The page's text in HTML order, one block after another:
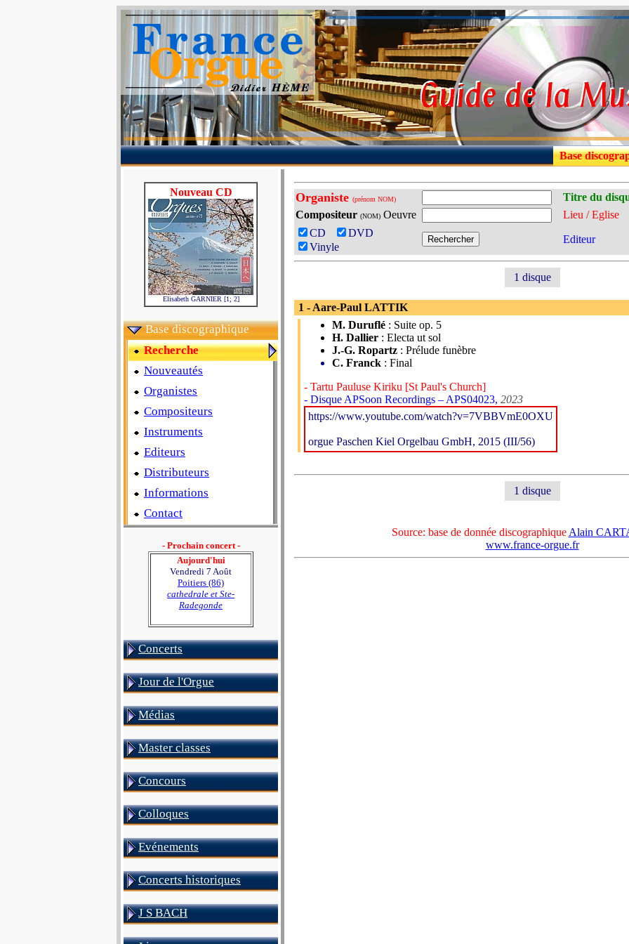
Base
Nouveau CD
Elisabeth GARNIER [1; 2]
Base discographique
Recherche
Nouveautés
Organistes
Compositeurs
Instruments
Editeurs
Distributeurs
Informations
Contact
- Prochain concert -
Aujourd'hui
Vendredi 7 Août
Poitiers (86)
cathedrale et Ste-
Radegonde
Concerts
Jour de l'Orgue
Médias
Master classes
Concours
Colloques
Evénements
Concerts historiques
J S BACH
Organiste (prénom NOM)
Titre du
Compositeur (NOM) Oeuvre
Lieu / Eglise
CD
DVD
Vinyle
Editeur
1 disque
1 - Aare-Paul LATTIK
M. Duruflé : Suite op. 5
H. Dallier : Electa ut sol
J.-G. Ropartz : Prélude funèbre
C. Franck : Final
- Tartu Pauluse Kiriku [St Paul's Church]
- Disque APSoon Recordings – APS04023, 2023
https://www.youtube.com/watch?v=7VBBVmE0OXU
orgue Paschen Kiel Orgelbau GmbH, 2015 (III/56)
1 disque
Source: base de donnée discographique Alain
www.france-orgue.fr